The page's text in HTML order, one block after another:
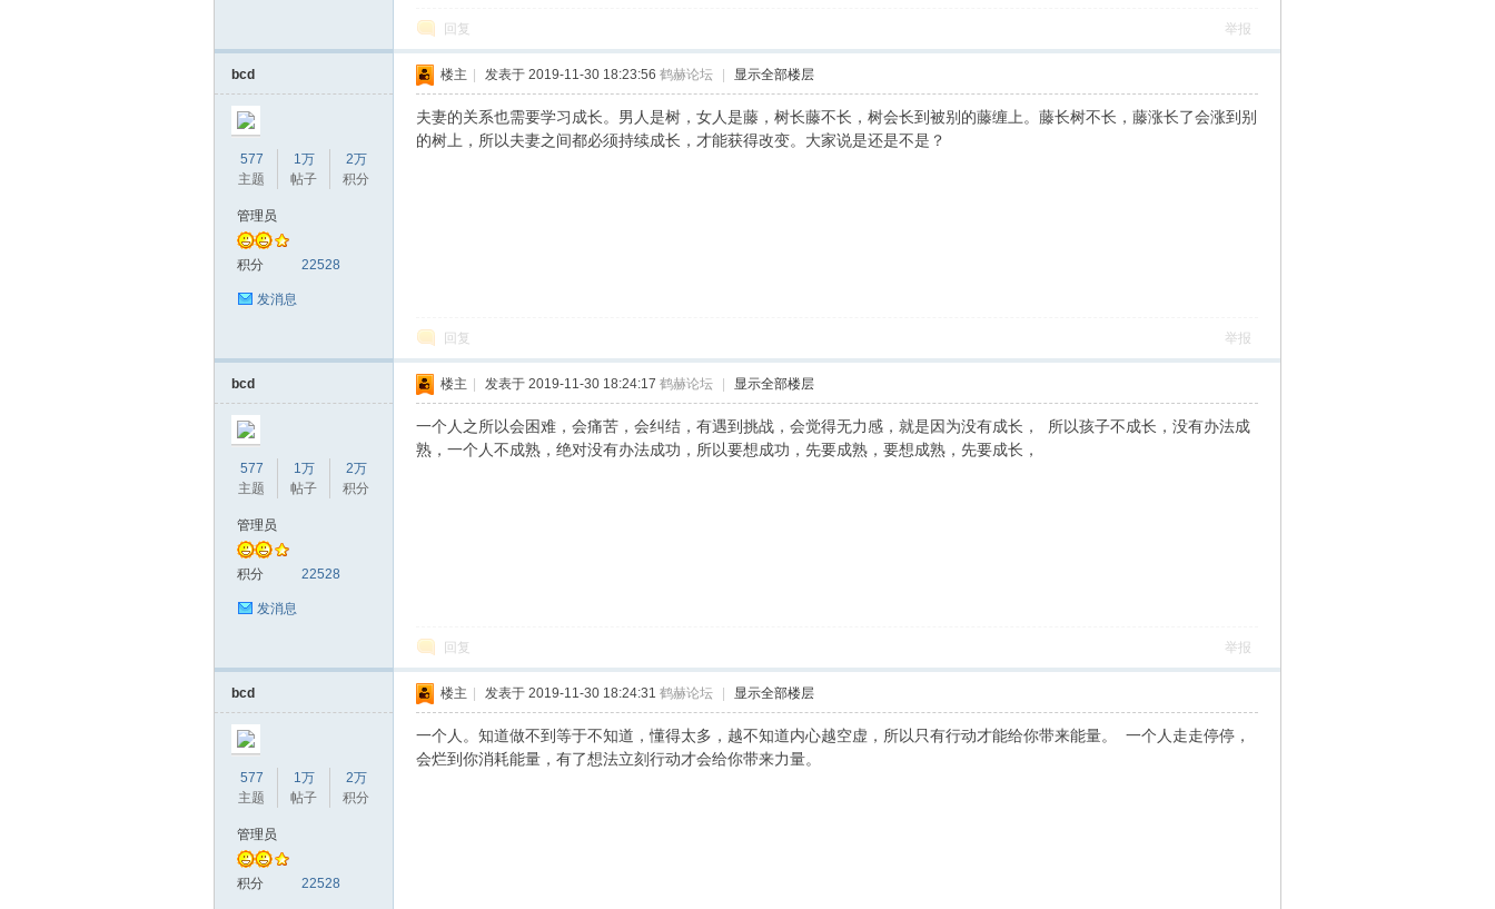
回复 举报
bcd
577
主题
1万
帖子
2万
积分
管理员
积分 22528
发消息
楼主 发表于 2019-11-30 18:23:56 鹤赫论坛 显示全部楼层
夫妻的关系也需要学习成长。男人是树，女人是藤，树长藤不长，树会长到被别的藤缠上。藤长树不长，藤涨长了会涨到别
的树上，所以夫妻之间都必须持续成长，才能获得改变。大家说是还是不是？
回复 举报
bcd
577
主题
1万
帖子
2万
积分
管理员
积分 22528
发消息
楼主 发表于 2019-11-30 18:24:17 鹤赫论坛 显示全部楼层
一个人之所以会困难，会痛苦，会纠结，有遇到挑战，会觉得无力感，就是因为没有成长， 所以孩子不成长，没有办法成
熟，一个人不成熟，绝对没有办法成功，所以要想成功，先要成熟，要想成熟，先要成长，
回复 举报
bcd
577
主题
1万
帖子
2万
积分
管理员
积分 22528
楼主 发表于 2019-11-30 18:24:31 鹤赫论坛 显示全部楼层
一个人。知道做不到等于不知道，懂得太多，越不知道内心越空虚，所以只有行动才能给你带来能量。 一个人走走停停，
会烂到你消耗能量，有了想法立刻行动才会给你带来力量。